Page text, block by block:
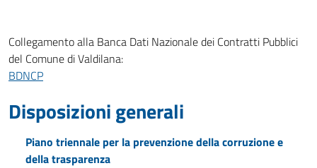
Collegamento alla Banca Dati Nazionale dei Contratti Pubblici
del Comune di Valdilana:
BDNCP
Disposizioni generali
Piano triennale per la prevenzione della corruzione e
della trasparenza